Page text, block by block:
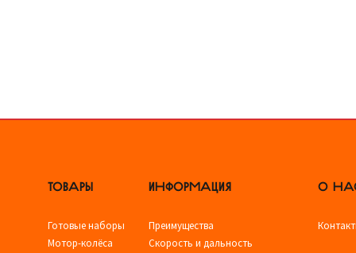
ТОВАРЫ
Готовые наборы
Мотор-колёса
ИНФОРМАЦИЯ
Преимущества
Скорость и дальность
О